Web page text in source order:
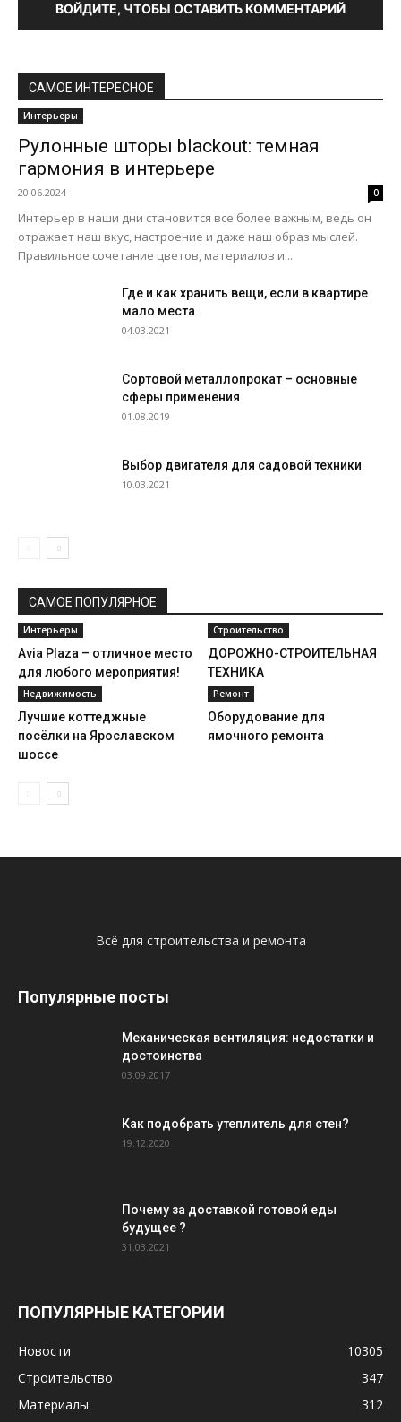
ВОЙДИТЕ, ЧТОБЫ ОСТАВИТЬ КОММЕНТАРИЙ
САМОЕ ИНТЕРЕСНОЕ
Интерьеры
Рулонные шторы blackout: темная
гармония в интерьере
20.06.2024 0
Интерьер в наши дни становится все более важным, ведь он
отражает наш вкус, настроение и даже наш образ мыслей.
Правильное сочетание цветов, материалов и...
Где и как хранить вещи, если в квартире
мало места
04.03.2021
Сортовой металлопрокат – основные
сферы применения
01.08.2019
Выбор двигателя для садовой техники
10.03.2021
САМОЕ ПОПУЛЯРНОЕ
Интерьеры
Avia Plaza – отличное место
для любого мероприятия!
Строительство
ДОРОЖНО-СТРОИТЕЛЬНАЯ
ТЕХНИКА
Недвижимость
Лучшие коттеджные
посёлки на Ярославском
шоссе
Ремонт
Оборудование для
ямочного ремонта
Всё для строительства и ремонта
Популярные посты
Механическая вентиляция: недостатки и
достоинства
03.09.2017
Как подобрать утеплитель для стен?
19.12.2020
Почему за доставкой готовой еды
будущее ?
31.03.2021
ПОПУЛЯРНЫЕ КАТЕГОРИИ
Новости
10305
Строительство
347
Материалы
312